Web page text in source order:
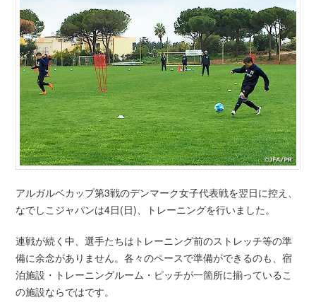
アルガルベカップ第3戦のデンマーク女子代表戦を翌日に控え、
なでしこジャパンは4日(日)、トレーニングを行いました。
連戦が続く中、選手たちはトレーニング前のストレッチ等の準
備に余念がありません。各々のペースで準備ができるのも、宿
泊施設・トレーニングルーム・ピッチが一箇所に揃っているこ
の施設ならではです。